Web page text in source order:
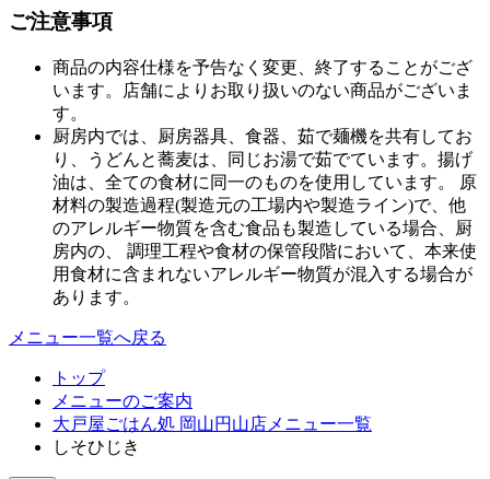
ご注意事項
商品の内容仕様を予告なく変更、終了することがござ
います。店舗によりお取り扱いのない商品がございま
す。
厨房内では、厨房器具、食器、茹で麺機を共有してお
り、うどんと蕎麦は、同じお湯で茹でています。揚げ
油は、全ての食材に同一のものを使用しています。 原
材料の製造過程(製造元の工場内や製造ライン)で、他
のアレルギー物質を含む食品も製造している場合、厨
房内の、 調理工程や食材の保管段階において、本来使
用食材に含まれないアレルギー物質が混入する場合が
あります。
メニュー一覧へ戻る
トップ
メニューのご案内
大戸屋ごはん処 岡山円山店メニュー一覧
しそひじき